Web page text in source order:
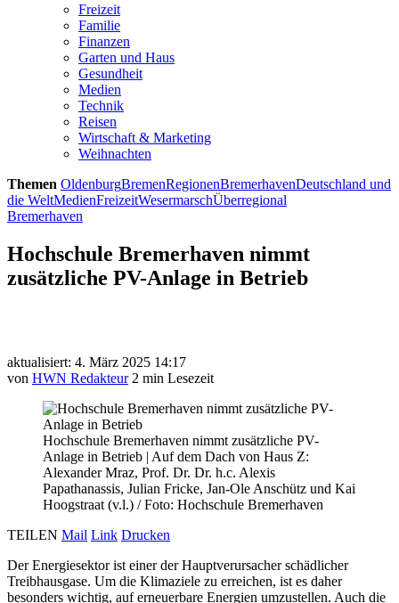
Freizeit
Familie
Finanzen
Garten und Haus
Gesundheit
Medien
Technik
Reisen
Wirtschaft & Marketing
Weihnachten
Themen OldenburgBremenRegionenBremerhavenDeutschland und
die WeltMedienFreizeitWesermarschÜberregional
Bremerhaven
Hochschule Bremerhaven nimmt
zusätzliche PV-Anlage in Betrieb
aktualisiert: 4. März 2025 14:17
von HWN Redakteur 2 min Lesezeit
Hochschule Bremerhaven nimmt zusätzliche PV-
Anlage in Betrieb | Auf dem Dach von Haus Z:
Alexander Mraz, Prof. Dr. Dr. h.c. Alexis
Papathanassis, Julian Fricke, Jan-Ole Anschütz und Kai
Hoogstraat (v.l.) / Foto: Hochschule Bremerhaven
TEILEN Mail Link Drucken
Der Energiesektor ist einer der Hauptverursacher schädlicher
Treibhausgase. Um die Klimaziele zu erreichen, ist es daher
besonders wichtig, auf erneuerbare Energien umzustellen. Auch die